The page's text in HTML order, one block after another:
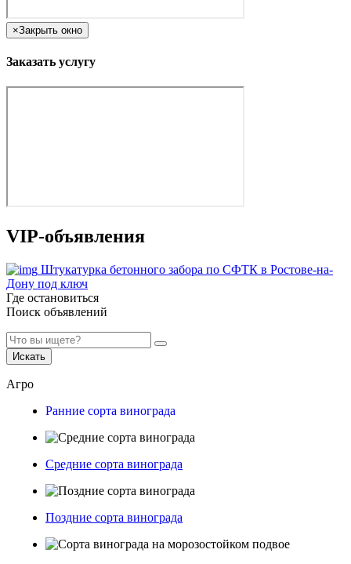
×Закрыть окно
Заказать услугу
VIP-объявления
Штукатурка бетонного забора по СФТК в Ростове-на-
Дону под ключ
Где остановиться
Поиск объявлений
Искать
Агро
Ранние сорта винограда
Средние сорта винограда
Поздние сорта винограда